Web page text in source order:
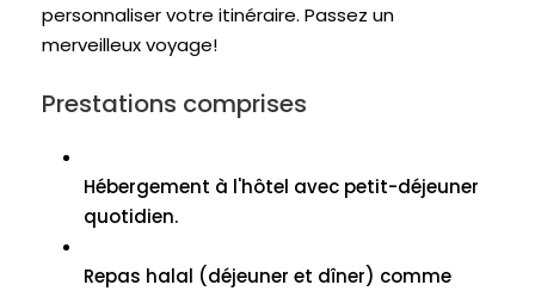
personnaliser votre itinéraire. Passez un
merveilleux voyage!
Prestations comprises
Hébergement à l'hôtel avec petit-déjeuner
quotidien.
Repas halal (déjeuner et dîner) comme